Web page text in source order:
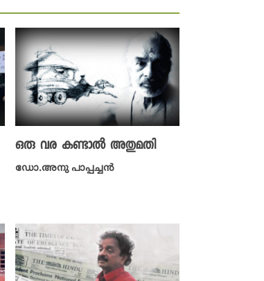
ഒരു വര കണ്ടാൽ അതുമതി
ഡോ.അനു പാപ്പച്ചൻ